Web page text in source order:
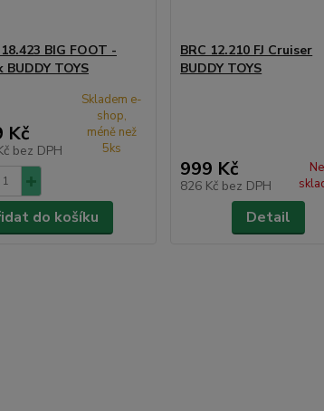
BIG FOOT -
BUDDY TOYS
Kč
bez DPH
Skladem e-
shop,
méně než
5ks
do košíku
BRC 12.210 FJ Cruiser
BUDDY TOYS
999 Kč
826 Kč bez DPH
Detail